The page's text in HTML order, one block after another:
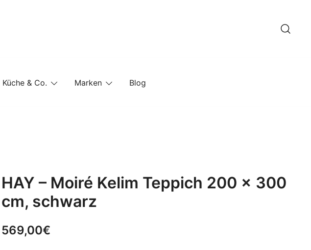
Küche & Co. Marken Blog
HAY – Moiré Kelim Teppich 200 x 300
cm, schwarz
569,00€